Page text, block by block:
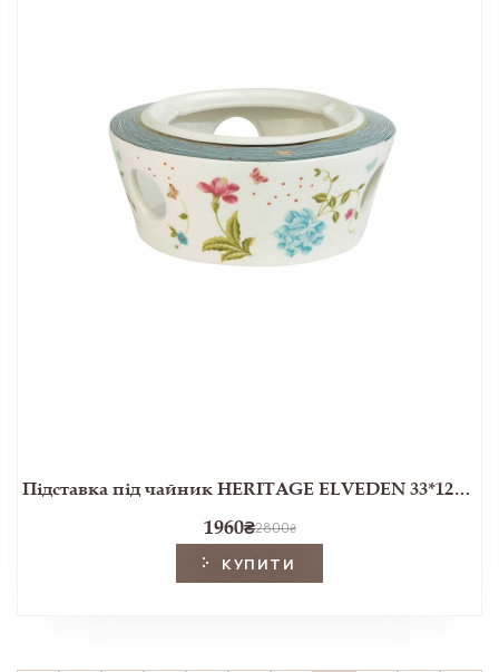
Підставка під чайник HERITAGE ELVEDEN 33*12*2,5 (White)
1960₴2800₴
КУПИТИ